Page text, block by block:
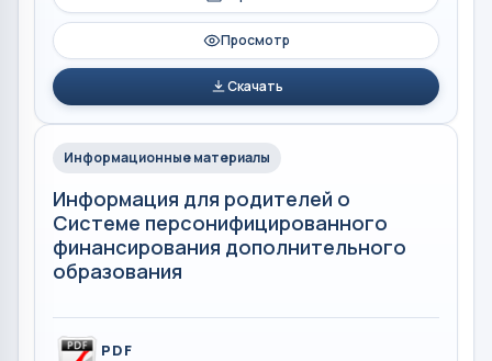
Просмотр
Скачать
Информационные материалы
Информация для родителей о
Системе персонифицированного
финансирования дополнительного
образования
PDF